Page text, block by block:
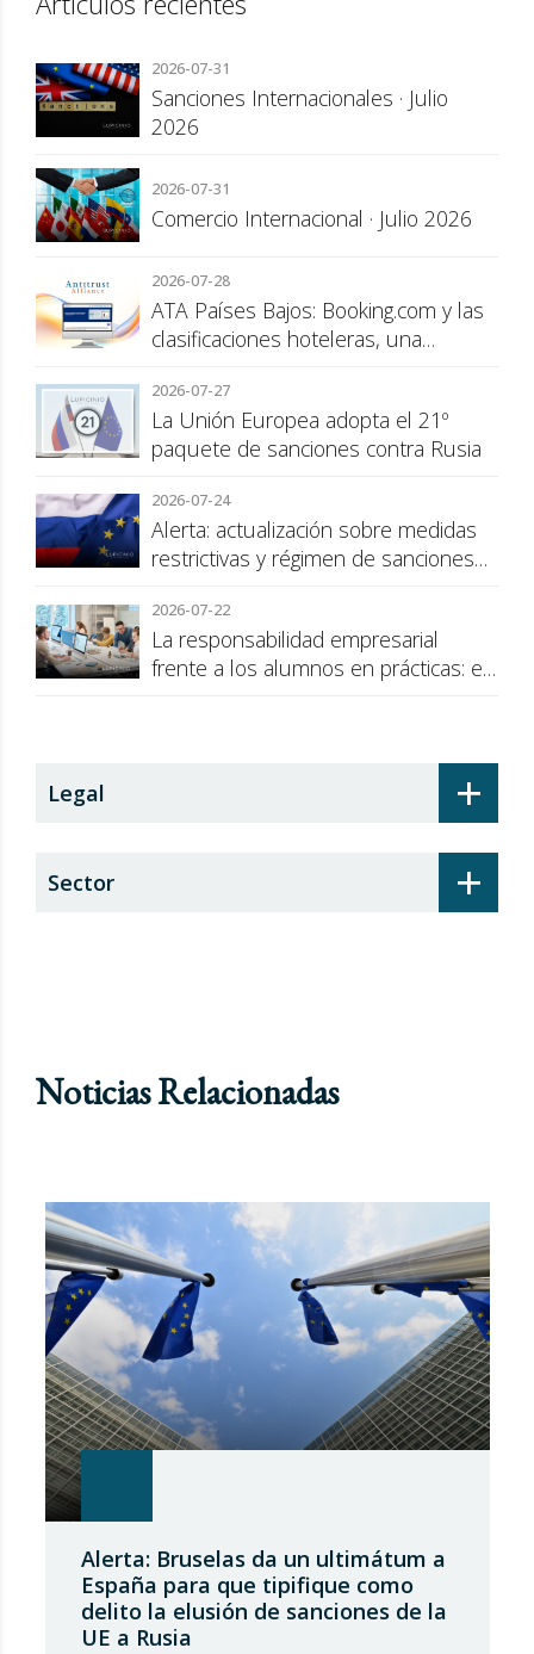
2026-07-31
Sanciones Internacionales · Julio
2026
2026-07-31
Comercio Internacional · Julio 2026
2026-07-28
ATA Países Bajos: Booking.com y las
clasificaciones hoteleras, una
consumidor
2026-07-27
La Unión Europea adopta el 21º
paquete de sanciones contra Rusia
2026-07-24
Alerta: actualización sobre medidas
restrictivas y régimen de sanciones
2026-07-22
La responsabilidad empresarial
frente a los alumnos en prácticas: el
+
Legal
+
Sector
Noticias Relacionadas
Alerta: Bruselas da un ultimátum a
España para que tipifique como
delito la elusión de sanciones de la
UE a Rusia